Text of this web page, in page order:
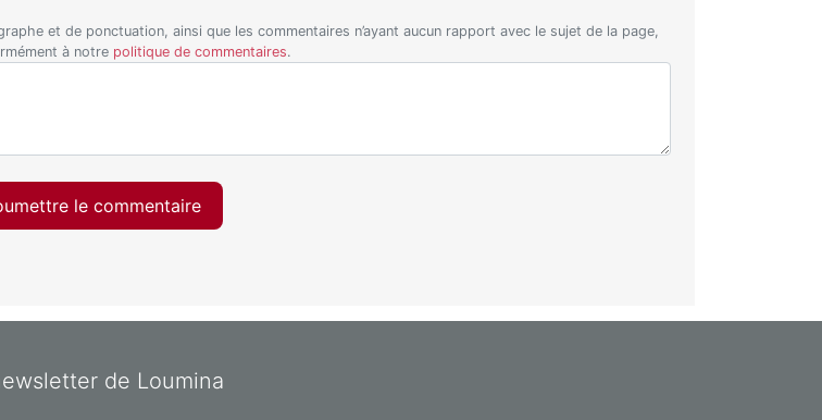
et de ponctuation, ainsi que les commentaires n’ayant aucun rapport avec le sujet de la page,
à notre politique de commentaires.
le commentaire
de Loumina